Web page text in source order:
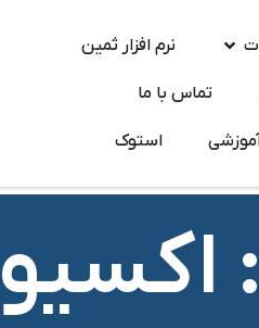
نرم افزار ثمین
تماس‌ با ما
استوک